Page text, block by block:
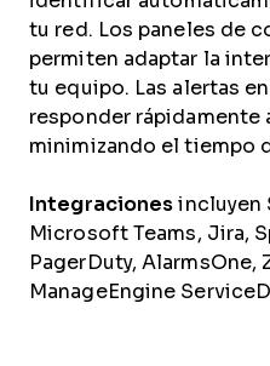
tu red. Los paneles de
permiten adaptar la
tu equipo. Las alertas
responder rápidamente
minimizando el tiempo
Integraciones incluyen
Microsoft Teams, Jira,
PagerDuty, AlarmsOne,
ManageEngine